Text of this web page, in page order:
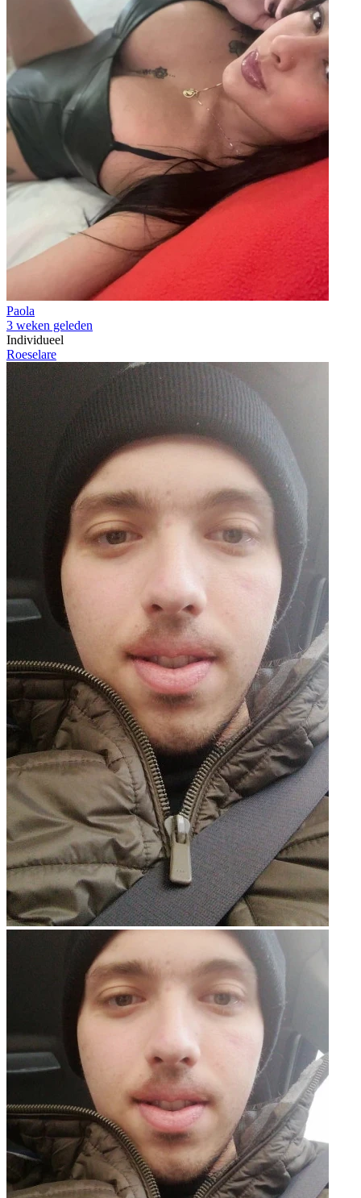
Paola
3 weken geleden
Individueel
Roeselare